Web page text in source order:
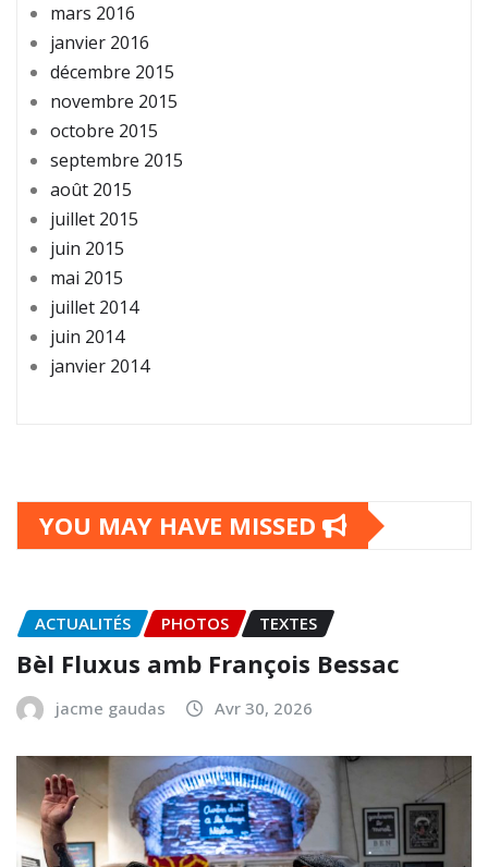
mars 2016
janvier 2016
décembre 2015
novembre 2015
octobre 2015
septembre 2015
août 2015
juillet 2015
juin 2015
mai 2015
juillet 2014
juin 2014
janvier 2014
YOU MAY HAVE MISSED